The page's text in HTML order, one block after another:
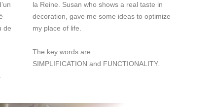
de
la Reine. Susan who shows a real taste in
decoration, gave me some ideas to optimize
my place of life.
The key words are
SIMPLIFICATION and FUNCTIONALITY.